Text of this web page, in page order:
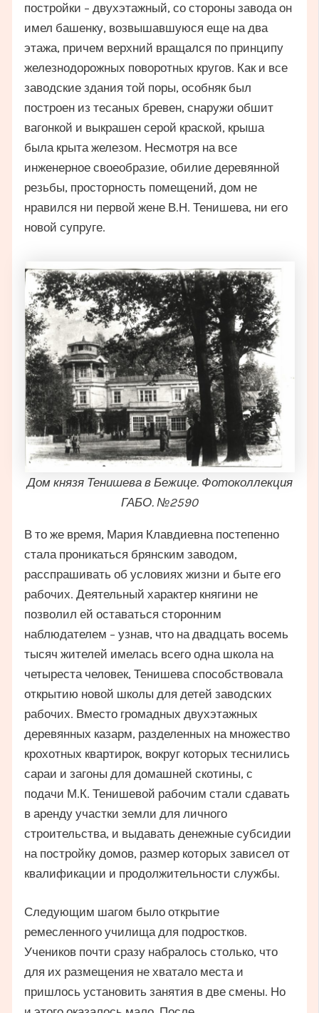
постройки – двухэтажный, со стороны завода он
имел башенку, возвышавшуюся еще на два
этажа, причем верхний вращался по принципу
железнодорожных поворотных кругов. Как и все
заводские здания той поры, особняк был
построен из тесаных бревен, снаружи обшит
вагонкой и выкрашен серой краской, крыша
была крыта железом. Несмотря на все
инженерное своеобразие, обилие деревянной
резьбы, просторность помещений, дом не
нравился ни первой жене В.Н. Тенишева, ни его
новой супруге.
Дом князя Тенишева в Бежице. Фотоколлекция
ГАБО. №2590
В то же время, Мария Клавдиевна постепенно
стала проникаться брянским заводом,
расспрашивать об условиях жизни и быте его
рабочих. Деятельный характер княгини не
позволил ей оставаться сторонним
наблюдателем – узнав, что на двадцать восемь
тысяч жителей имелась всего одна школа на
четыреста человек, Тенишева способствовала
открытию новой школы для детей заводских
рабочих. Вместо громадных двухэтажных
деревянных казарм, разделенных на множество
крохотных квартирок, вокруг которых теснились
сараи и загоны для домашней скотины, с
подачи М.К. Тенишевой рабочим стали сдавать
в аренду участки земли для личного
строительства, и выдавать денежные субсидии
на постройку домов, размер которых зависел от
квалификации и продолжительности службы.
Следующим шагом было открытие
ремесленного училища для подростков.
Учеников почти сразу набралось столько, что
для их размещения не хватало места и
пришлось установить занятия в две смены. Но